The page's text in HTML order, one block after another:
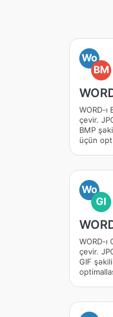
Wo
BM
WORD-
çevir.
BMP
üçün
Wo
GI
WORD-
çevir.
GIF